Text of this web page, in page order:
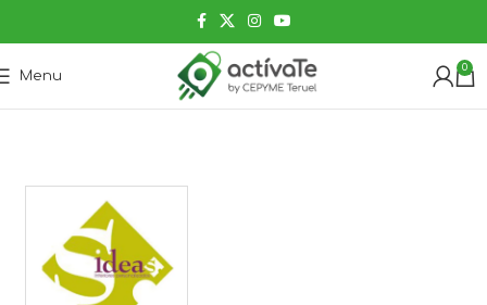
Menu
0